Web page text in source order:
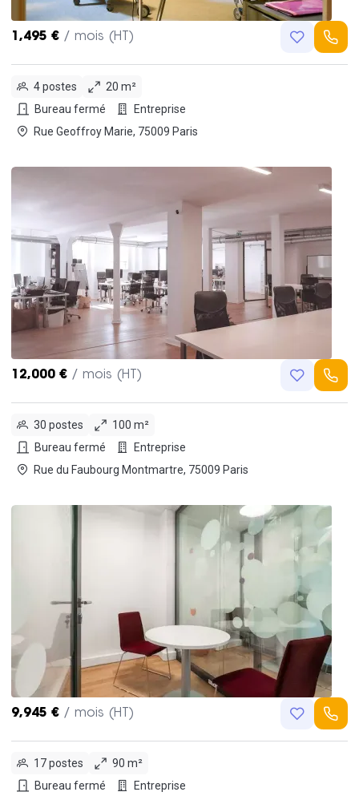
1,495 € / mois (HT)
4 postes
20 m²
Bureau fermé
Entreprise
Rue Geoffroy Marie, 75009 Paris
12,000 € / mois (HT)
30 postes
100 m²
Bureau fermé
Entreprise
Rue du Faubourg Montmartre, 75009 Paris
9,945 € / mois (HT)
17 postes
90 m²
Bureau fermé
Entreprise